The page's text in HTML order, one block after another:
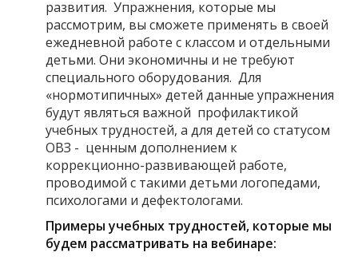
развития. Упражнения, которые мы
рассмотрим, вы сможете применять в своей
ежедневной работе с классом и отдельными
детьми. Они экономичны и не требуют
специального оборудования. Для
«нормотипичных» детей данные упражнения
будут являться важной профилактикой
учебных трудностей, а для детей со статусом
ОВЗ - ценным дополнением к
коррекционно-развивающей работе,
проводимой с такими детьми логопедами,
психологами и дефектологами.
Примеры учебных трудностей, которые мы
будем рассматривать на вебинаре: